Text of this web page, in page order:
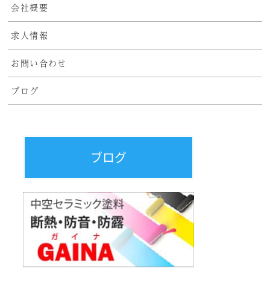
会社概要
求人情報
お問い合わせ
ブログ
ブログ